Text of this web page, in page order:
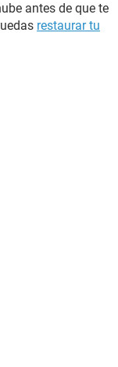
antes de que te
restaurar tu